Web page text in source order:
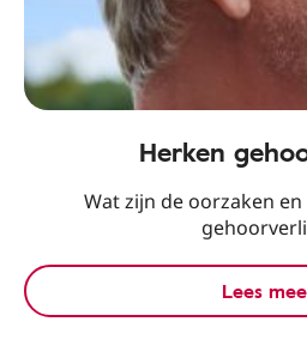
Herken
Wat zijn de oorzaken
Lees